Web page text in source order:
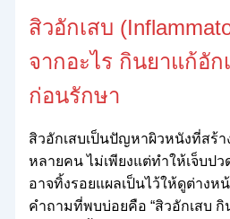
สิวอักเสบ
จากอะไร กินยาแก้อัก
ก่อนรักษา
สิวอักเสบเป็นปัญหาผิวหนังที่สร้า
หลายคน ไม่เพียงแต่ทำให้เจ็บป
อาจทิ้งรอยแผลเป็นไว้ให้ดูต่างห
คำถามที่พบบ่อยคือ “สิวอักเสบ กิ